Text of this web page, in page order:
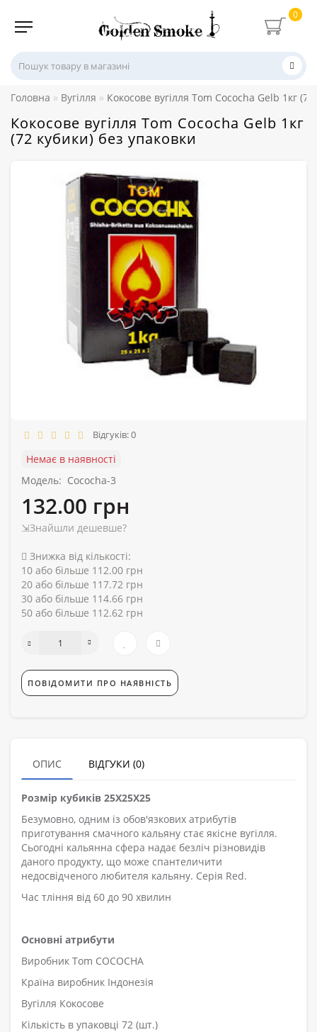
0
Головна Вугілля Кокосове вугілля Tom Cococha Gelb 1кг
Кокосове вугілля Tom Cococha Gelb 1кг
(72 кубики) без упаковки
Відгуків: 0
Немає в наявності
Модель: Cococha-3
132.00 грн
⇲Знайшли дешевше?
Знижка від кількості:
10 або більше 112.00 грн
20 або більше 117.72 грн
30 або більше 114.66 грн
50 або більше 112.62 грн
ПОВІДОМИТИ ПРО НАЯВНІСТЬ
ОПИС ВІДГУКИ (0)
Розмір кубиків 25X25X25
Безумовно, одним із обов'язкових атрибутів
приготування смачного кальяну стає якісне вугілля.
Сьогодні кальянна сфера надає безліч різновидів
даного продукту, що може спантеличити
недосвідченого любителя кальяну. Серія Red.
Час тління від 60 до 90 хвилин
Основні атрибути
Виробник Tom COCOCHA
Країна виробник Індонезія
Вугілля Кокосове
Кількість в упаковці 72 (шт.)